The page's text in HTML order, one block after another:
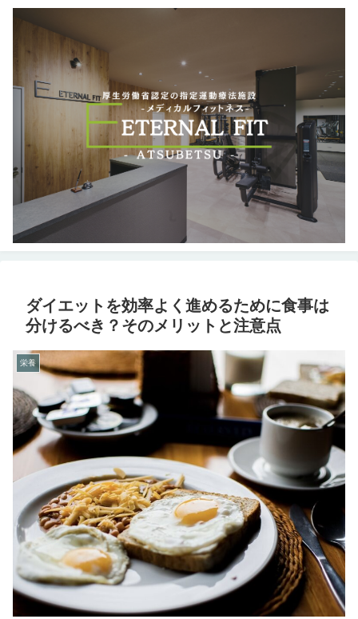
ダイエットを効率よく進めるために食事は
分けるべき？そのメリットと注意点
栄養